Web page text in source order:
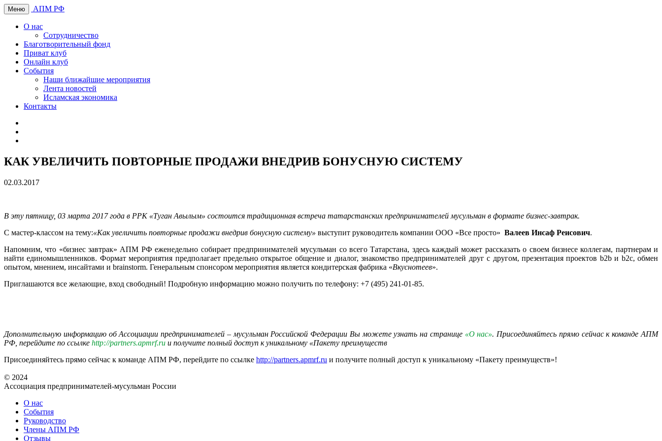
Меню АПМ РФ
О нас
Сотрудничество
Благотворительный фонд
Приват клуб
Онлайн клуб
События
Наши ближайшие мероприятия
Лента новостей
Исламская экономика
Контакты
КАК УВЕЛИЧИТЬ ПОВТОРНЫЕ ПРОДАЖИ ВНЕДРИВ БОНУСНУЮ СИСТЕМУ
02.03.2017
В эту пятницу, 03 марта 2017 года в РРК «Туган Авылым» состоится традиционная встреча татарстанских предпринимателей мусульман в формате бизнес-завтрак.
С мастер-классом на тему:«Как увеличить повторные продажи внедрив бонусную систему» выступит руководитель компании ООО «Все просто» Валеев Инсаф Реисович.
Напомним, что «бизнес завтрак» АПМ РФ еженедельно собирает предпринимателей мусульман со всего Татарстана, здесь каждый может рассказать о своем бизнесе коллегам, партнерам и
найти единомышленников. Формат мероприятия предполагает предельно открытое общение и диалог, знакомство предпринимателей друг с другом, презентация проектов b2b и b2с, обмен
опытом, мнением, инсайтами и brainstorm. Генеральным спонсором мероприятия является кондитерская фабрика «Вкуснотеев».
Приглашаются все желающие, вход свободный! Подробную информацию можно получить по телефону: +7 (495) 241-01-85.
Дополнительную информацию об Ассоциации предпринимателей – мусульман Российской Федерации Вы можете узнать на странице «О нас». Присоединяйтесь прямо сейчас к команде АПМ
РФ, перейдите по ссылке http://partners.apmrf.ru и получите полный доступ к уникальному «Пакету преимуществ
Присоединяйтесь прямо сейчас к команде АПМ РФ, перейдите по ссылке http://partners.apmrf.ru и получите полный доступ к уникальному «Пакету преимуществ»!
© 2024
Ассоциация предпринимателей-мусульман России
О нас
События
Руководство
Члены АПМ РФ
Отзывы